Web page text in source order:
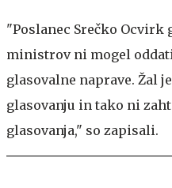
"Poslanec Srečko
ministrov ni mogel
glasovalne naprave. Žal
glasovanju in tako ni
glasovanja," so zapisali.